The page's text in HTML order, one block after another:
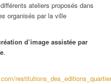
ateliers proposés dans
organisés par la ville
d’image assistée par
.